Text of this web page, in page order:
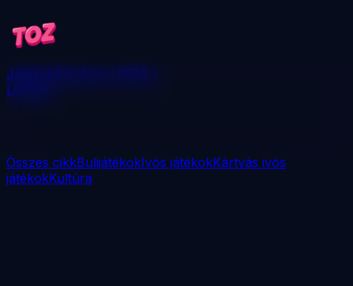
JátékokBlogNyerj 250$-t
Letöltés
Összes cikkBulijátékokIvós játékokKártyás ivós
játékokKultúra